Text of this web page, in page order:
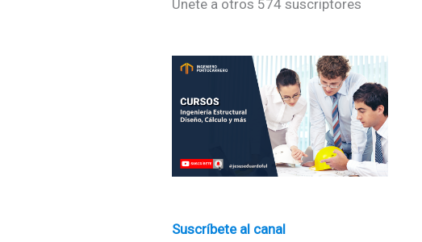
Únete a otros 574 suscriptores
Suscríbete al canal
ó
r
e